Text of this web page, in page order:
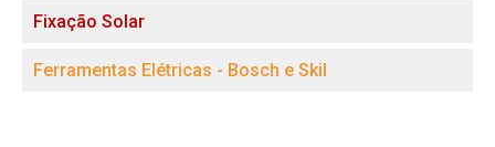
Fixação Solar
Ferramentas Elétricas - Bosch e Skil